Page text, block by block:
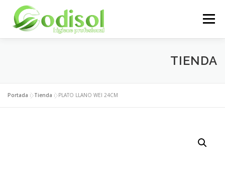
contenido
Menú
ÁREA CLIENTES CONTACTO
TIENDA
Portada »Tienda »PLATO LLANO WEI 24CM